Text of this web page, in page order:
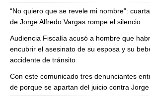
“No quiero que se revele mi nombre”:
de Jorge Alfredo Vargas rompe el silencio
Audiencia Fiscalía acusó a hombre que
encubrir el asesinato de su esposa y su
accidente de tránsito
Con este comunicado tres denunciantes
de porque se apartan del juicio contra